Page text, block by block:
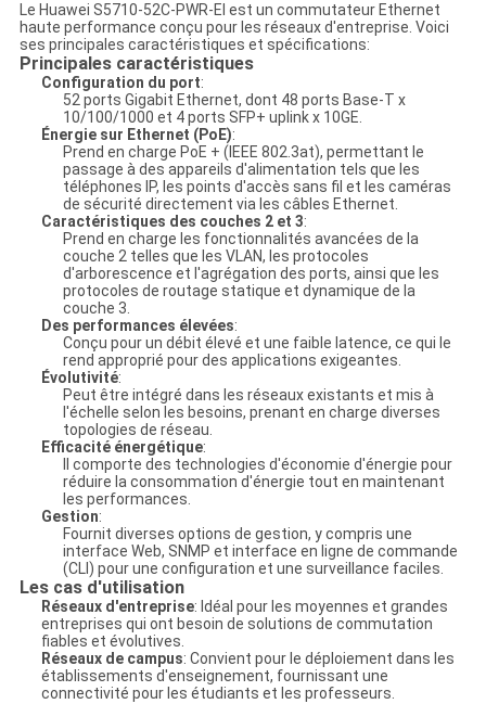
Le Huawei S5710-52C-PWR-EI est un commutateur Ethernet
haute performance conçu pour les réseaux d'entreprise. Voici
ses principales caractéristiques et spécifications:
Principales caractéristiques
Configuration du port:
52 ports Gigabit Ethernet, dont 48 ports Base-T x
10/100/1000 et 4 ports SFP+ uplink x 10GE.
Énergie sur Ethernet (PoE):
Prend en charge PoE + (IEEE 802.3at), permettant le
passage à des appareils d'alimentation tels que les
téléphones IP, les points d'accès sans fil et les caméras
de sécurité directement via les câbles Ethernet.
Caractéristiques des couches 2 et 3:
Prend en charge les fonctionnalités avancées de la
couche 2 telles que les VLAN, les protocoles
d'arborescence et l'agrégation des ports, ainsi que les
protocoles de routage statique et dynamique de la
couche 3.
Des performances élevées:
Conçu pour un débit élevé et une faible latence, ce qui le
rend approprié pour des applications exigeantes.
Évolutivité:
Peut être intégré dans les réseaux existants et mis à
l'échelle selon les besoins, prenant en charge diverses
topologies de réseau.
Efficacité énergétique:
Il comporte des technologies d'économie d'énergie pour
réduire la consommation d'énergie tout en maintenant
les performances.
Gestion:
Fournit diverses options de gestion, y compris une
interface Web, SNMP et interface en ligne de commande
(CLI) pour une configuration et une surveillance faciles.
Les cas d'utilisation
Réseaux d'entreprise: Idéal pour les moyennes et grandes
entreprises qui ont besoin de solutions de commutation
fiables et évolutives.
Réseaux de campus: Convient pour le déploiement dans les
établissements d'enseignement, fournissant une
connectivité pour les étudiants et les professeurs.